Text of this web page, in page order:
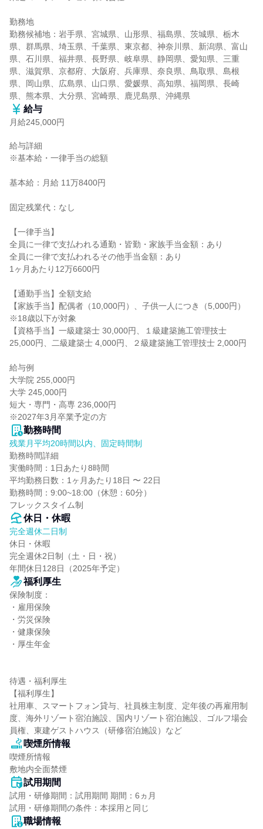
勤務地
勤務候補地：岩手県、宮城県、山形県、福島県、茨城県、栃木
県、群馬県、埼玉県、千葉県、東京都、神奈川県、新潟県、富山
県、石川県、福井県、長野県、岐阜県、静岡県、愛知県、三重
県、滋賀県、京都府、大阪府、兵庫県、奈良県、鳥取県、島根
県、岡山県、広島県、山口県、愛媛県、高知県、福岡県、長崎
県、熊本県、大分県、宮崎県、鹿児島県、沖縄県
給与
月給245,000円
給与詳細
※基本給・一律手当の総額
基本給：月給 11万8400円
固定残業代：なし
【一律手当】
全員に一律で支払われる通勤・皆勤・家族手当金額：あり
全員に一律で支払われるその他手当金額：あり
1ヶ月あたり12万6600円
【通勤手当】全額支給
【家族手当】配偶者（10,000円）、子供一人につき（5,000円）
※18歳以下が対象
【資格手当】一級建築士 30,000円、１級建築施工管理技士
25,000円、二級建築士 4,000円、２級建築施工管理技士 2,000円
給与例
大学院 255,000円
大学 245,000円
短大・専門・高専 236,000円
※2027年3月卒業予定の方
勤務時間
残業月平均20時間以内、固定時間制
勤務時間詳細
実働時間：1日あたり8時間
平均勤務日数：1ヶ月あたり18日 〜 22日
勤務時間：9:00~18:00（休憩：60分）
フレックスタイム制
休日・休暇
完全週休二日制
休日・休暇
完全週休2日制（土・日・祝）
年間休日128日（2025年予定）
福利厚生
保険制度：
・雇用保険
・労災保険
・健康保険
・厚生年金
待遇・福利厚生
【福利厚生】
社用車、スマートフォン貸与、社員株主制度、定年後の再雇用制
度、海外リゾート宿泊施設、国内リゾート宿泊施設、ゴルフ場会
員権、東建ゲストハウス（研修宿泊施設）など
喫煙所情報
喫煙所情報
敷地内全面禁煙
試用期間
試用・研修期間：試用期間 期間：6ヵ月
職場情報